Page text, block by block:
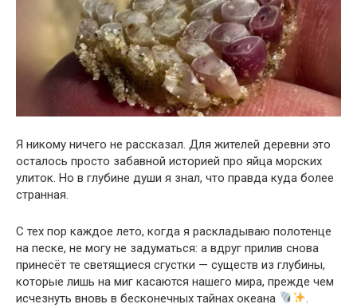
Я никому ничего не рассказал. Для жителей деревни это
осталось просто забавной историей про яйца морских
улиток. Но в глубине души я знал, что правда куда более
странная.
С тех пор каждое лето, когда я раскладываю полотенце
на песке, не могу не задуматься: а вдруг прилив снова
принесёт те светящиеся сгустки — существ из глубины,
которые лишь на миг касаются нашего мира, прежде чем
исчезнуть вновь в бесконечных тайнах океана